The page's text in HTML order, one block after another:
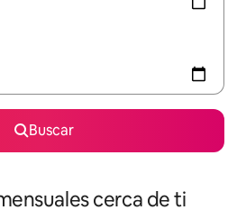
Buscar
cerca de ti